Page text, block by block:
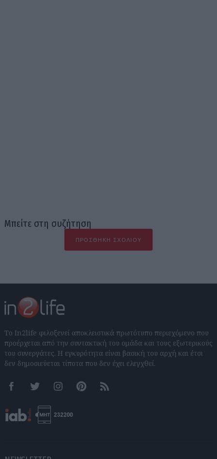
Μπείτε στη συζήτηση
ΠΡΟΣΘΉΚΗ ΣΧΟΛΊΟΥ
Το In2life φιλοξενεί αποκλειστικά πρωτότυπο περιεχόμενο που
προέρχεται από την συντακτική του ομάδα και τους εξωτερικούς
του συνεργάτες. Η εγκυρότητα είναι βασική του αρχή και έτσι
δεν δημοσιεύεται τίποτα που δεν έχει ελεγχθεί.
FacebookTwitter InstagramPinterestRSS feeds